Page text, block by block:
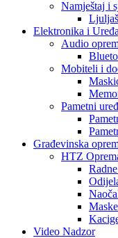
Namještaj i
Elektronika i
Audio
Mobiteli i
Pametni
Građevinska
HTZ
Video Nadzor